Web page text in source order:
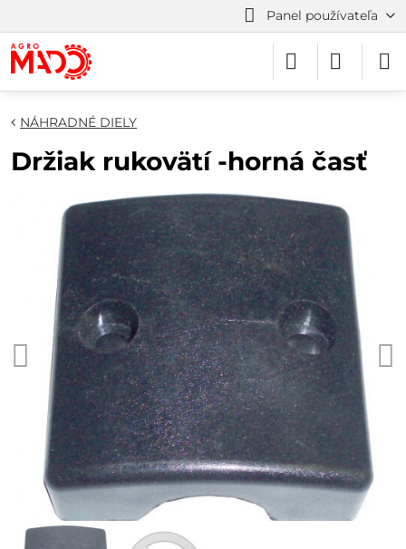
Panel používateľa
NÁHRADNÉ DIELY
Držiak rukovätí -horná časť